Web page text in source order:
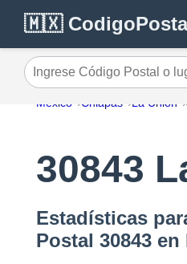
🇲🇽
Ingrese Código Postal o
México Chiapas La Unión
30843
Estadísticas
Postal 30843